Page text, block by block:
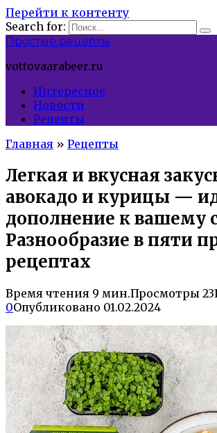
Перейти к контенту
Search for:
Простые рецепты
vottovaarabeer.ru
Интересное
Новости
Рецепты
Главная » Рецепты
Легкая и вкусная
авокадо и курицы —
дополнение к вашему
Разнообразие в пяти
рецептах
Время чтения 9 мин.Просмотры 23
0Опубликовано 01.02.2024